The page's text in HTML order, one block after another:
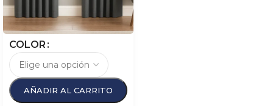
COLOR
AÑADIR AL CARRITO